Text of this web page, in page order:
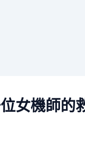
女機師的